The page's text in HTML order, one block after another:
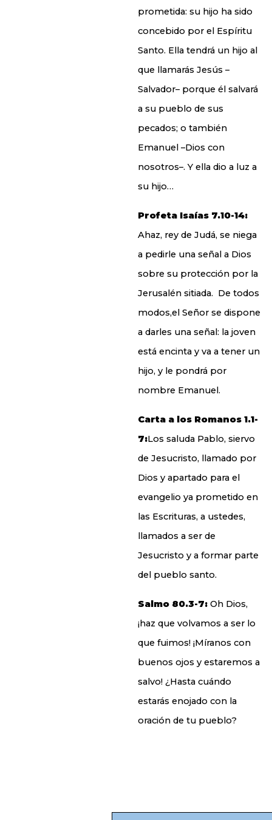
prometida: su hijo ha sido
concebido por el Espíritu
Santo. Ella tendrá un hijo al
que llamarás Jesús –
Salvador– porque él salvará
a su pueblo de sus
pecados; o también
Emanuel –Dios con
nosotros–. Y ella dio a luz a
su hijo…
Profeta Isaías 7.10-14:
Ahaz, rey de Judá, se niega
a pedirle una señal a Dios
sobre su protección por la
Jerusalén sitiada. De todos
modos,el Señor se dispone
a darles una señal: la joven
está encinta y va a tener un
hijo, y le pondrá por
nombre Emanuel.
Carta a los Romanos 1.1-
7:Los saluda Pablo, siervo
de Jesucristo, llamado por
Dios y apartado para el
evangelio ya prometido en
las Escrituras, a ustedes,
llamados a ser de
Jesucristo y a formar parte
del pueblo santo.
Salmo 80.3-7:Oh Dios,
¡haz que volvamos a ser lo
que fuimos! ¡Míranos con
buenos ojos y estaremos a
salvo! ¿Hasta cuándo
estarás enojado con la
oración de tu pueblo?